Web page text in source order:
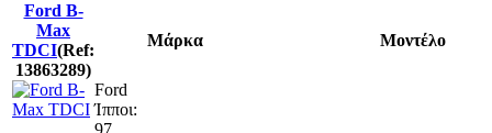
Ford B-
Max
TDCI(Ref:
13863289)
Μάρκα Μοντέλο
Ford
Ίπποι:
97